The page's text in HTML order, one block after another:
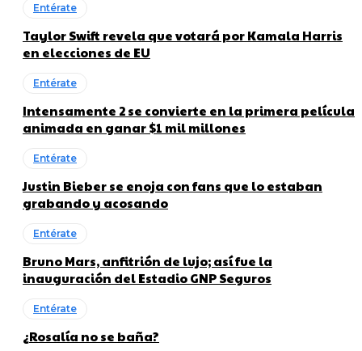
Entérate
Taylor Swift revela que votará por Kamala Harris
en elecciones de EU
Entérate
Intensamente 2 se convierte en la primera película
animada en ganar $1 mil millones
Entérate
Justin Bieber se enoja con fans que lo estaban
grabando y acosando
Entérate
Bruno Mars, anfitrión de lujo; así fue la
inauguración del Estadio GNP Seguros
Entérate
¿Rosalía no se baña?